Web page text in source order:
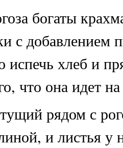
богаты
с добавлением
хлеб и
что она идет
рядом с
и листья у